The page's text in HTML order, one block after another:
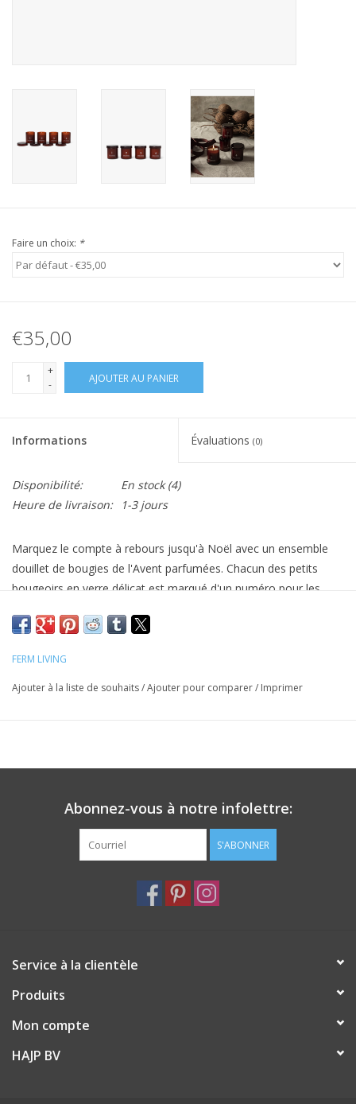
Faire un choix: *
€35,00
+
-
AJOUTER AU PANIER
Informations Évaluations (0)
Disponibilité: En stock(4)
Heure de livraison:
1-3 jours
Marquez le compte à rebours jusqu'à Noël avec un ensemble
douillet de bougies de l'Avent parfumées. Chacun des petits
bougeoirs en verre délicat est marqué d'un numéro pour les
parfum de cannelle qui évoque un sentiment caractéristique de
fond du verre. Ne laissez jamais une bougie allumée sans
soja avec un parfum de cannelle
Conseils d'entretien : essuyer avec un chiffon humide
Texte d'attention : Assurez-vous d'éteindre la bougie avant
qu'elle n'atteigne le fond de la tasse. Ne laissez jamais une
bougie allumée hors de vue
FERM LIVING
Ajouter à la liste de souhaits/Ajouter pour comparer/ Imprimer
Abonnez-vous à notre infolettre:
S'ABONNER
Service à la clientèle
Produits
Mon compte
HAJP BV